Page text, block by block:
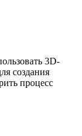
3D-
создания
процесс